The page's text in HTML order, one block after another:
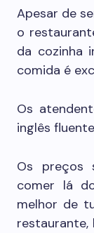
Apesar de
o
da cozinha
comida é
Os
inglês
Os preços
comer lá
melhor de
restaurante,